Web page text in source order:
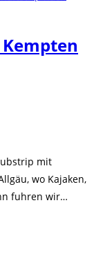
mit
wo Kajaken,
fuhren wir…